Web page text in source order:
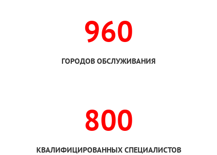
960
ГОРОДОВ ОБСЛУЖИВАНИЯ
800
КВАЛИФИЦИРОВАННЫХ СПЕЦИАЛИСТОВ